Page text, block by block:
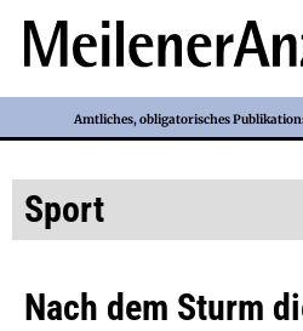
Amtliches, obligatorisches
Sport
Nach dem Sturm